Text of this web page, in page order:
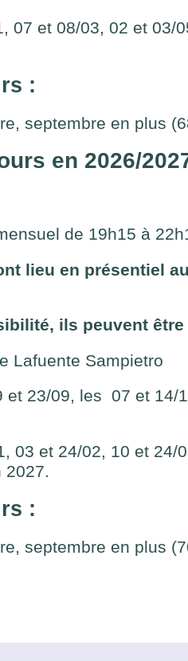
et 08/03, 02 et 03/
:
septembre en plus
en 2026/
de 19h15 à
lieu en présentiel
ils peuvent
Lafuente Sampietro
et 23/09, les 07 et 14/
et 24/02, 10 et 24/
:
septembre en plus